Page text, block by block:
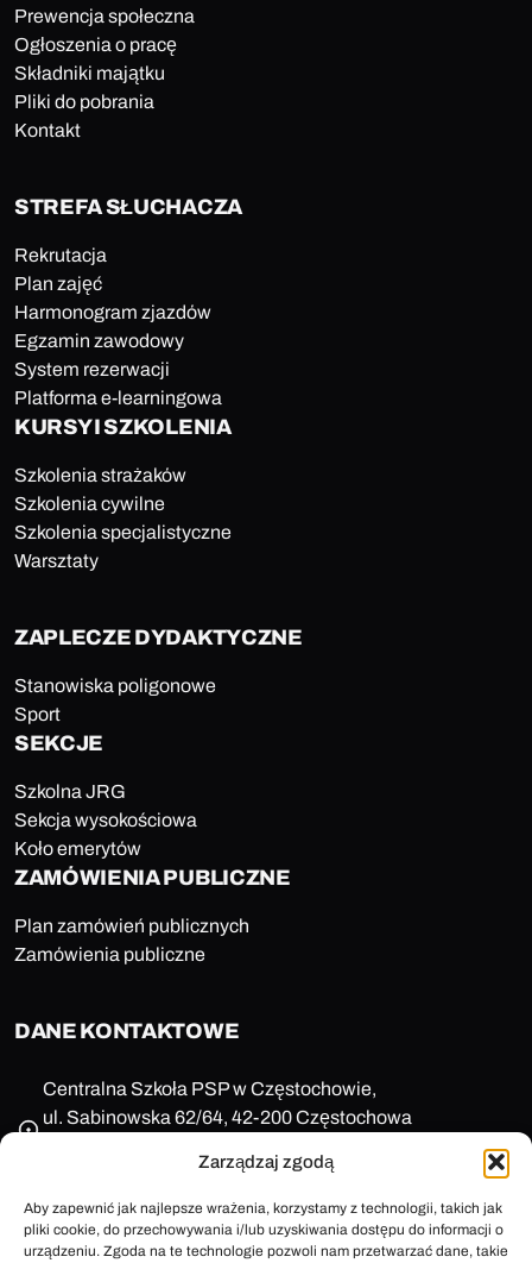
Zarządzaj zgodą
Aby zapewnić jak najlepsze wrażenia, korzystamy z technologii, takich jak
pliki cookie, do przechowywania i/lub uzyskiwania dostępu do informacji o
urządzeniu. Zgoda na te technologie pozwoli nam przetwarzać dane, takie
Prewencja społeczna
Ogłoszenia o pracę
Składniki majątku
Pliki do pobrania
Kontakt
STREFA SŁUCHACZA
Rekrutacja
Plan zajęć
Harmonogram zjazdów
Egzamin zawodowy
System rezerwacji
Platforma e-learningowa
KURSY I SZKOLENIA
Szkolenia strażaków
Szkolenia cywilne
Szkolenia specjalistyczne
Warsztaty
ZAPLECZE DYDAKTYCZNE
Stanowiska poligonowe
Sport
SEKCJE
Szkolna JRG
Sekcja wysokościowa
Koło emerytów
ZAMÓWIENIA PUBLICZNE
Plan zamówień publicznych
Zamówienia publiczne
DANE KONTAKTOWE
Centralna Szkoła PSP w Częstochowie,
ul. Sabinowska 62/64, 42-200 Częstochowa
REGON: 150123657
+48 47 85 86 100
sekretariat@cspsp.pl